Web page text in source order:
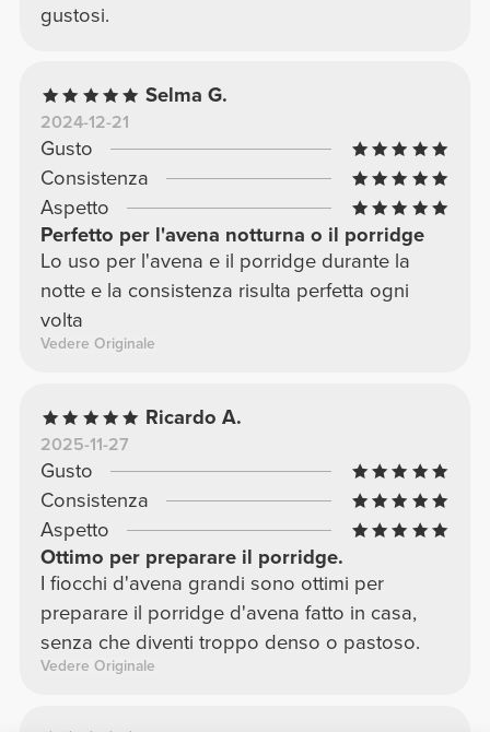
gustosi.
Selma G.
2024-12-21
Gusto
Consistenza
Aspetto
Perfetto per l'avena notturna o il porridge
Lo uso per l'avena e il porridge durante la
notte e la consistenza risulta perfetta ogni
volta
Vedere Originale
Ricardo A.
2025-11-27
Gusto
Consistenza
Aspetto
Ottimo per preparare il porridge.
I fiocchi d'avena grandi sono ottimi per
preparare il porridge d'avena fatto in casa,
senza che diventi troppo denso o pastoso.
Vedere Originale